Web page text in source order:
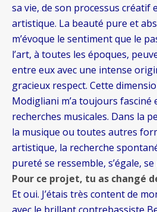
sa vie, de son processus créatif
artistique. La beauté pure et
m’évoque le sentiment que le
l’art, à toutes les époques,
entre eux avec une intense
gracieux respect. Cette
Modigliani m’a toujours fasciné
recherches musicales. Dans la
la musique ou toutes autres
artistique, la recherche
pureté se ressemble, s’égale,
Pour ce projet, tu as changé
Et oui. J’étais très content de